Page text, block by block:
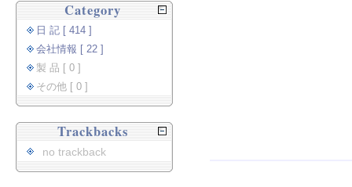
Category
日 記 [ 414 ]
会社情報 [ 22 ]
製 品 [ 0 ]
その他 [ 0 ]
Trackbacks
no trackback